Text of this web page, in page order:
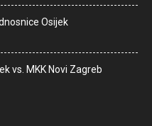
Osijek
vs. MKK Novi Zagreb